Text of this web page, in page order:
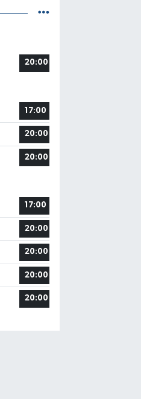
20:00
17:00
20:00
20:00
17:00
20:00
20:00
20:00
20:00